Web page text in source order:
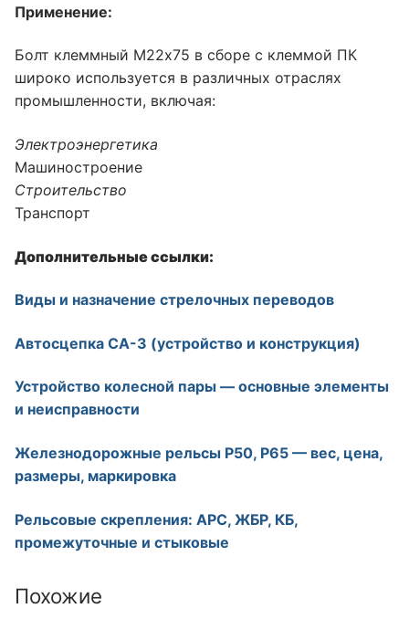
Применение:
Болт клеммный М22х75 в сборе с клеммой ПК
широко используется в различных отраслях
промышленности, включая:
Электроэнергетика
Машиностроение
Строительство
Транспорт
Дополнительные ссылки:
Виды и назначение стрелочных переводов
Автосцепка СА-3 (устройство и конструкция)
Устройство колесной пары — основные элементы
и неисправности
Железнодорожные рельсы Р50, Р65 — вес, цена,
размеры, маркировка
Рельсовые скрепления: АРС, ЖБР, КБ,
промежуточные и стыковые
Похожие